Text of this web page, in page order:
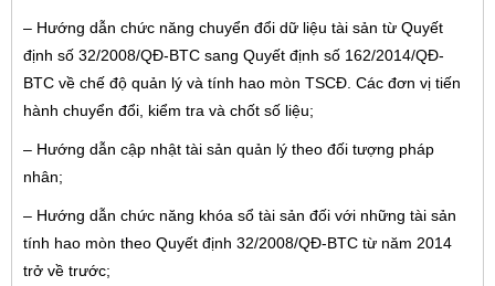
– Hướng dẫn chức năng chuyển đổi dữ liệu tài sản từ Quyết
định số 32/2008/QĐ-BTC sang Quyết định số 162/2014/QĐ-
BTC về chế độ quản lý và tính hao mòn TSCĐ. Các đơn vị tiến
hành chuyển đổi, kiểm tra và chốt số liệu;
– Hướng dẫn cập nhật tài sản quản lý theo đối tượng pháp
nhân;
– Hướng dẫn chức năng khóa sổ tài sản đối với những tài sản
tính hao mòn theo Quyết định 32/2008/QĐ-BTC từ năm 2014
trở về trước;